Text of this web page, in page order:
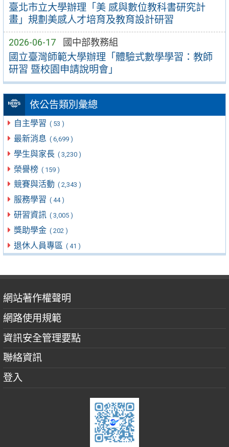
臺北市立大學辦理「美 感與數位教科書研究計
畫」規劃美感人才培育及教育設計研習
2026-06-17 國中部教務組
國立臺灣師範大學辦理「體驗式數學學習：教師
研習 暨校園申請說明會」
依公告類別彙總
自主學習 ( 53 )
最新消息 ( 6,699 )
學生與家長 ( 3,230 )
榮譽榜 ( 159 )
競賽與活動 ( 2,343 )
服務學習 ( 44 )
研習資訊 ( 3,005 )
獎助學金 ( 202 )
退休人員專區 ( 41 )
網站著作權聲明
網路使用規範
資訊安全管理要點
聯絡資訊
登入